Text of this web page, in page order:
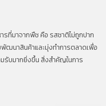
ที่มาจากพืช คือ รสชาติไม่ถูกปาก
ฒนาสินค้าและมุ่งทำการตลาดเพื่อ
รับมากยิ่งขึ้น สิ่งสำคัญในการ